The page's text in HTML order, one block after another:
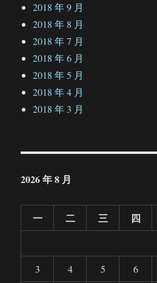
2018 年 9 月
2018 年 8 月
2018 年 7 月
2018 年 6 月
2018 年 5 月
2018 年 4 月
2018 年 3 月
2026 年 8 月
一 二 三 四
3
4 5 6